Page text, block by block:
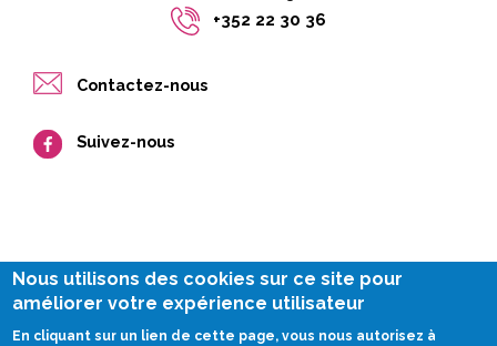
+352 22 30 36
Contactez-nous
Suivez-nous
Impressum
Nous utilisons des cookies sur ce site pour
améliorer votre expérience utilisateur
En cliquant sur un lien de cette page, vous nous autorisez à